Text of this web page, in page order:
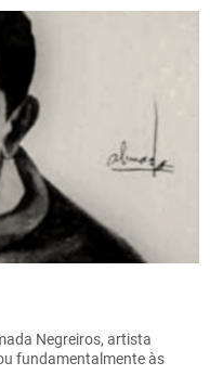
Negreiros, artista
fundamentalmente às